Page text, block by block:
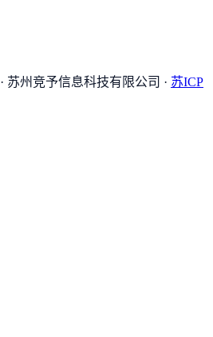
· 苏州竞予信息科技有限公司 · 苏ICP